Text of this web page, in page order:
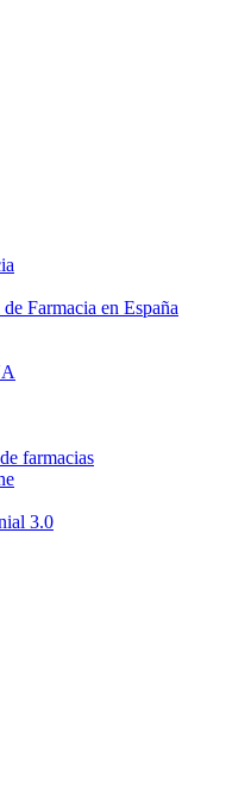
Farmacia en España
farmacias
3.0